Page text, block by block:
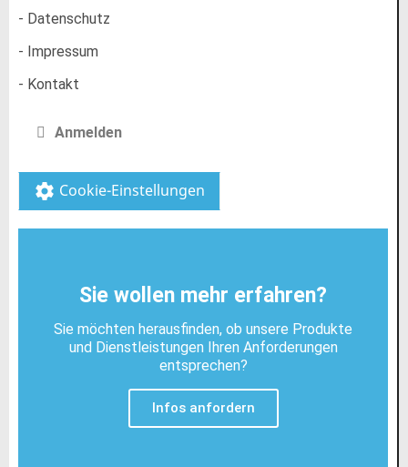
- Datenschutz
- Impressum
- Kontakt
Anmelden
settings Cookie-Einstellungen
Sie wollen mehr erfahren?
Sie möchten herausfinden, ob unsere Produkte
und Dienstleistungen Ihren Anforderungen
entsprechen?
Infos anfordern